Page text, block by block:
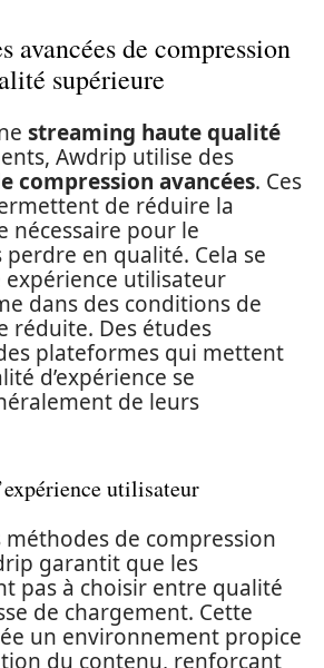
avancées de compression
supérieure
streaming haute qualité
Awdrip utilise des
compression avancées. Ces
de réduire la
nécessaire pour le
en qualité. Cela se
utilisateur
dans des conditions de
réduite. Des études
plateformes qui mettent
d’expérience se
de leurs
utilisateur
méthodes de compression
garantit que les
pas à choisir entre qualité
de chargement. Cette
un environnement propice
du contenu, renforçant